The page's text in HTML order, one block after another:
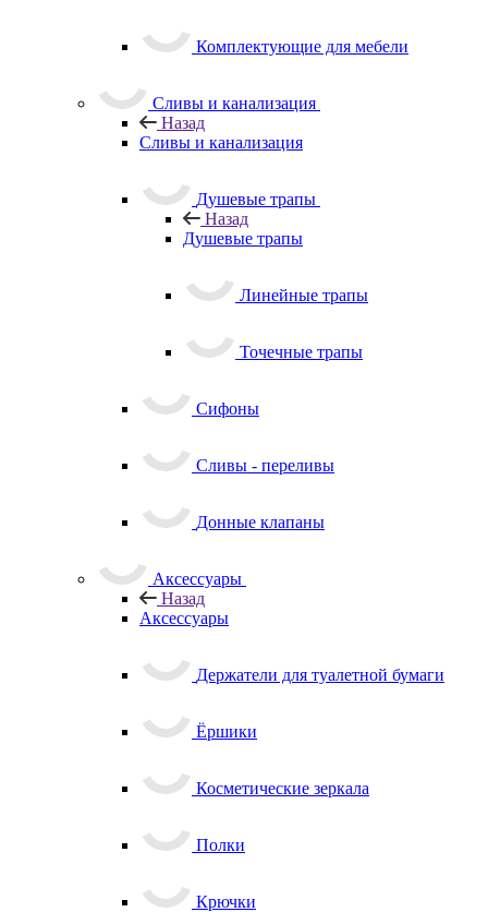
Комплектующие для мебели
Сливы и канализация
Назад
Сливы и канализация
Душевые трапы
Назад
Душевые трапы
Линейные трапы
Точечные трапы
Сифоны
Сливы - переливы
Донные клапаны
Аксессуары
Назад
Аксессуары
Держатели для туалетной бумаги
Ёршики
Косметические зеркала
Полки
Крючки